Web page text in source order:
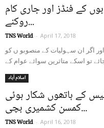
کے فنڈز اور جاری کام
روکنے...
TNS World - April 17, 2018
اگر ان سہولیات کے منصوبو ں کو
اسلام آباد
کے ہاتھوں شکار ہوئی
کمسن کشمیری بچی...
TNS World - April 16, 2018